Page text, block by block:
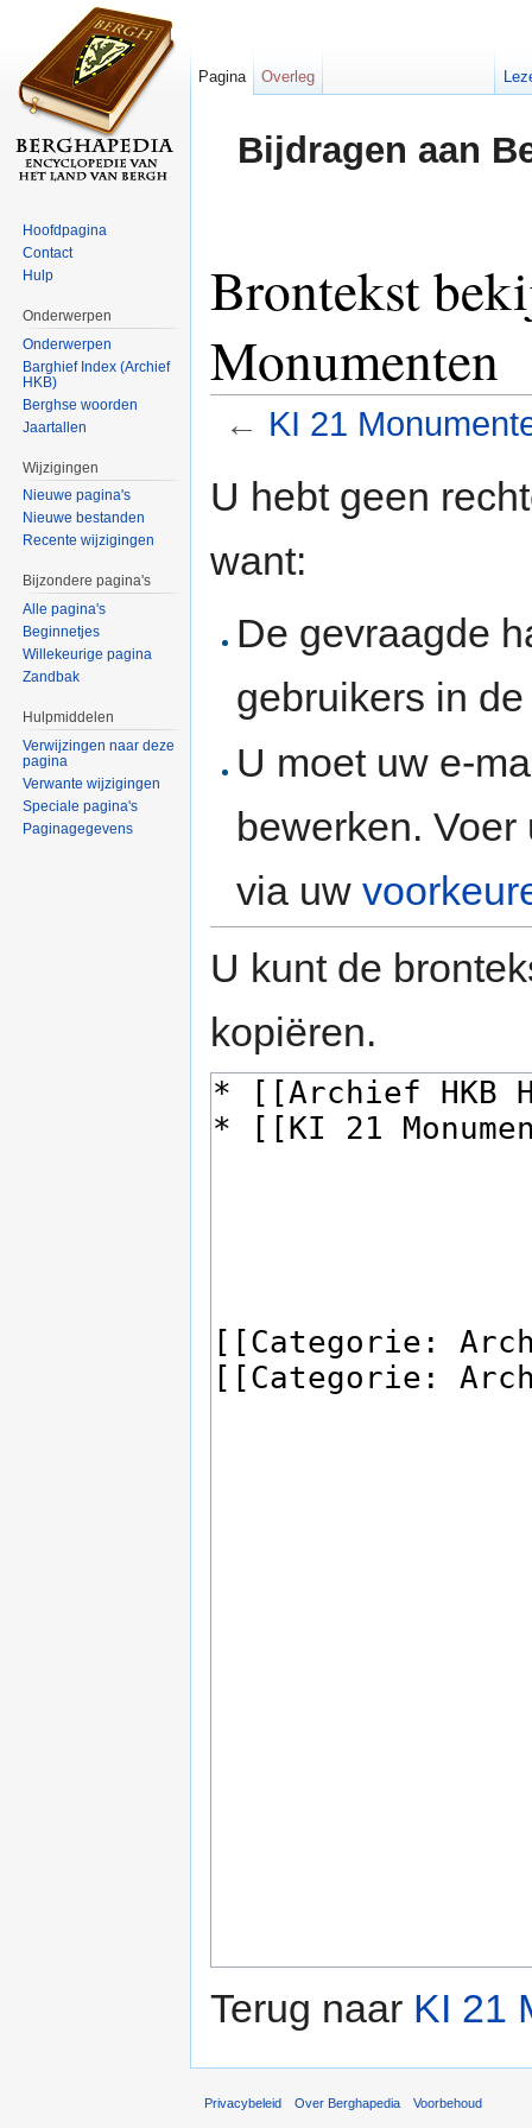
Bijdragen aan
Brontekst
Monumenten
← KI 21
U hebt geen
want:
De gevraagde
gebruikers in
U moet uw e-
bewerken.
via uw
U kunt de
kopiëren.
Terug naar KI 21
Pagina Overleg
Hoofdpagina
Contact
Hulp
Onderwerpen
Onderwerpen
Barghief Index (Archief
HKB)
Berghse woorden
Jaartallen
Wijzigingen
Nieuwe pagina's
Nieuwe bestanden
Recente wijzigingen
Bijzondere pagina's
Alle pagina's
Beginnetjes
Willekeurige pagina
Zandbak
Hulpmiddelen
Verwijzingen naar deze
pagina
Verwante wijzigingen
Speciale pagina's
Paginagegevens
Privacybeleid Over Berghapedia Voorbehoud